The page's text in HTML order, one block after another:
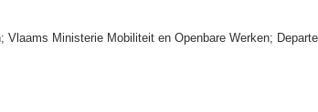
Ministerie Mobiliteit en Openbare Werken;